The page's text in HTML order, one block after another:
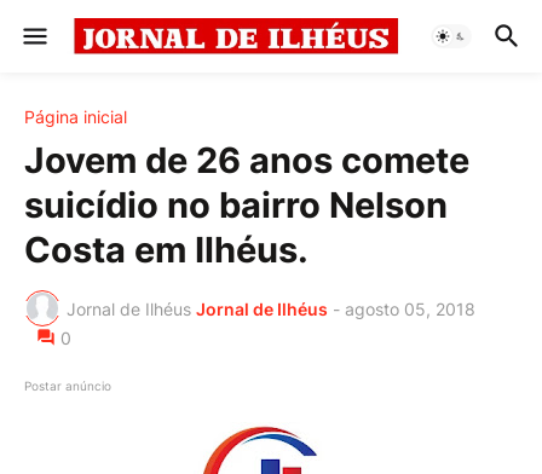
Página inicial
Jovem de 26 anos comete
suicídio no bairro Nelson
Costa em Ilhéus.
Jornal de Ilhéus Jornal de Ilhéus - agosto 05, 2018
0
Postar anúncio